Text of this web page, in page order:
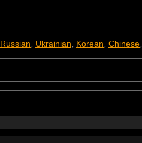
Russian, Ukrainian, Korean, Chinese,